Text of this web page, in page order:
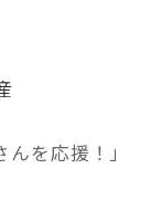
え相談
を応援！」